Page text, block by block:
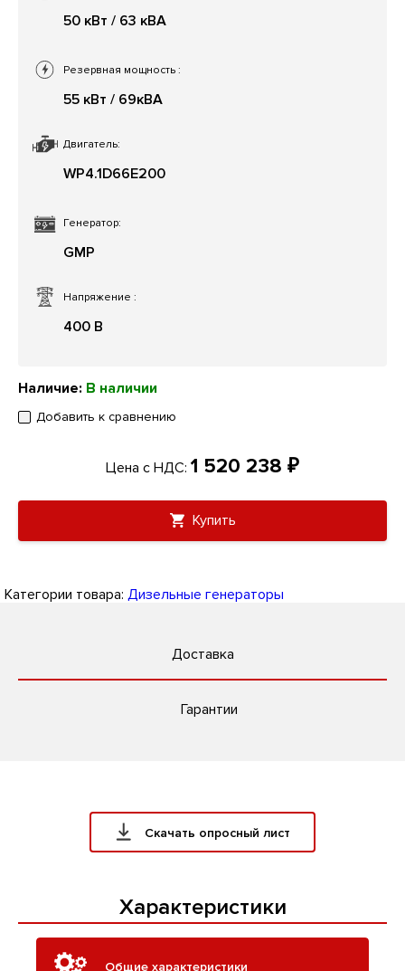
50 кВт / 63 кВА
Двигатель:
WP4.1D66E200
Напряжение :
400 В
Резервная мощность :
55 кВт / 69кВА
Генератор:
GMP
Наличие: В наличии
Добавить к сравнению
Цена с НДС: 1 520 238 ₽
Купить
Категории товара: Дизельные генераторы
Доставка
Гарантии
Скачать опросный лист
Характеристики
Общие характеристики